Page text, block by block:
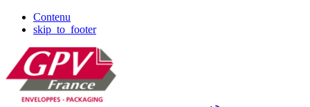
Contenu
skip_to_footer